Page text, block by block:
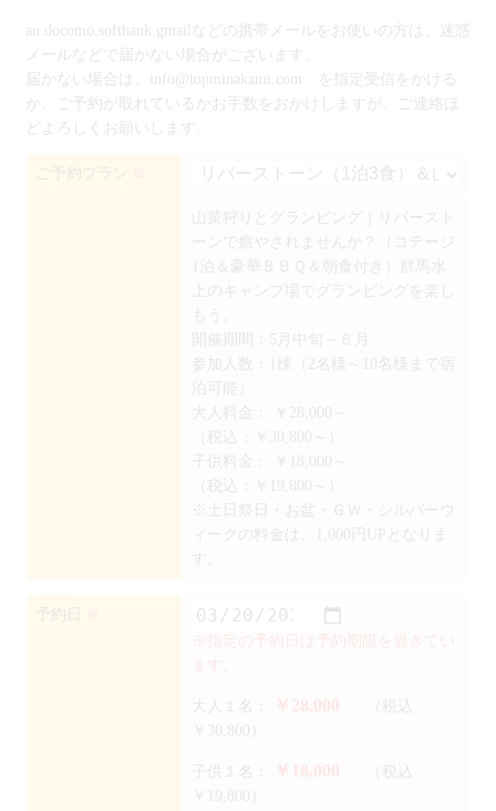
au.docomo.softbank.gmailなどの携帯メールをお使いの方は、迷惑
メールなどで届かない場合がございます。
届かない場合は、info@topminakami.com を指定受信をかける
か、ご予約が取れているかお手数をおかけしますが、ご連絡ほ
どよろしくお願いします。
ご予約プラン
山菜狩りとグランピング｜リバースト
ーンで癒やされませんか？（コテージ
1泊＆豪華ＢＢＱ＆朝食付き）群馬水
上のキャンプ場でグランピングを楽し
開催期間：5月中旬～６月
参加人数：1棟（2名様～10名様まで宿
大人料金：
￥28,000～
（税込：￥30,800～）
￥18,000～
（税込：￥19,800～）
※土日祭日・お盆・ＧＷ・シルバーウ
ィークの料金は、1,000円UPとなりま
予約日
※指定の予約日は予約期限を過ぎてい
大人１名： ￥28,000
（税込
￥30,800）
子供１名： ￥18,000
（税込
￥19,800）